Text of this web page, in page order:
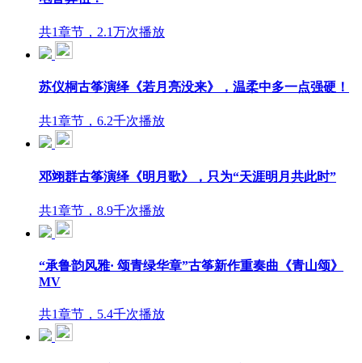
共1章节，2.1万次播放
苏仪桐古筝演绎《若月亮没来》，温柔中多一点强硬！
共1章节，6.2千次播放
邓翊群古筝演绎《明月歌》，只为“天涯明月共此时”
共1章节，8.9千次播放
“承鲁韵风雅· 颂青绿华章”古筝新作重奏曲《青山颂》
MV
共1章节，5.4千次播放